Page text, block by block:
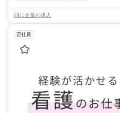
同じ企業の求人
正社員